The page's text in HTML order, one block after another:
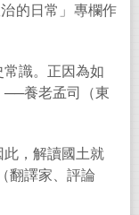
的日常」專欄作
常識。正因為如
──養老孟司（東
此，解讀國土就
翻譯家、評論